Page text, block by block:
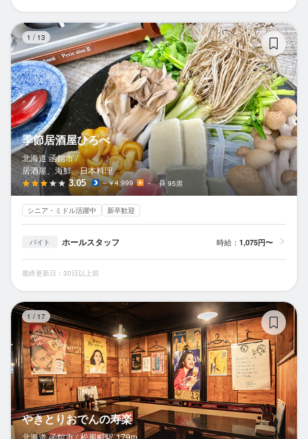
1 / 13
季節居酒屋ひろべ
北海道 函館市 /
居酒屋、海鮮、日本料理
3.05 ～￥4,999 － 95席
シニア・ミドル活躍中 新卒歓迎
バイト ホールスタッフ 時給： 1,075円〜
最終更新日：30日以上前
1 / 17
やきとりおでんの寿楽
北海道 函館市 / 松風町駅 179m